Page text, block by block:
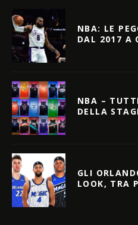
NBA: LE
DAL 2017 A
NBA –
DELLA
GLI
LOOK, TRA